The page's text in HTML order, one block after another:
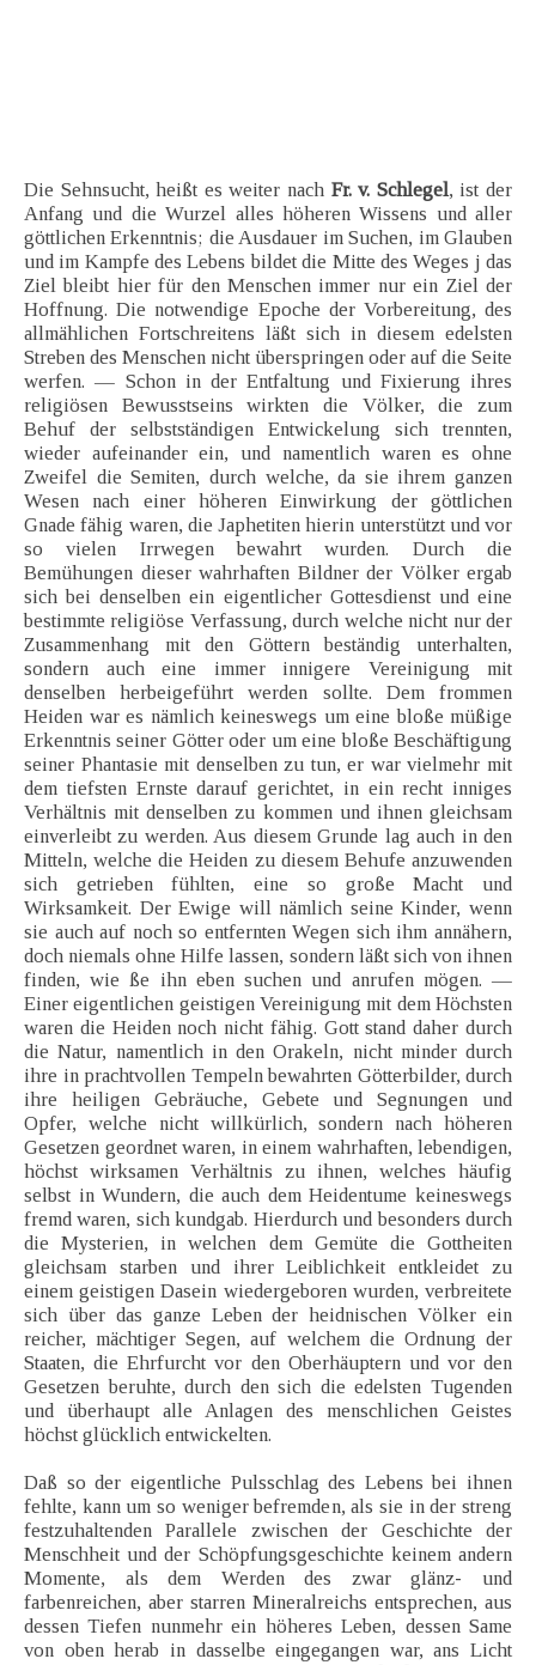
Die Sehnsucht, heißt es weiter nach Fr. v. Schlegel, ist der
Anfang und die Wurzel alles höheren Wissens und aller
göttlichen Erkenntnis; die Ausdauer im Suchen, im Glauben
und im Kampfe des Lebens bildet die Mitte des Weges j das
Ziel bleibt hier für den Menschen immer nur ein Ziel der
Hoffnung. Die notwendige Epoche der Vorbereitung, des
allmählichen Fortschreitens läßt sich in diesem edelsten
Streben des Menschen nicht überspringen oder auf die Seite
werfen. — Schon in der Entfaltung und Fixierung ihres
religiösen Bewusstseins wirkten die Völker, die zum
Behuf der selbstständigen Entwickelung sich trennten,
wieder aufeinander ein, und namentlich waren es ohne
Zweifel die Semiten, durch welche, da sie ihrem ganzen
Wesen nach einer höheren Einwirkung der göttlichen
Gnade fähig waren, die Japhetiten hierin unterstützt und vor
so vielen Irrwegen bewahrt wurden. Durch die
Bemühungen dieser wahrhaften Bildner der Völker ergab
sich bei denselben ein eigentlicher Gottesdienst und eine
bestimmte religiöse Verfassung, durch welche nicht nur der
Zusammenhang mit den Göttern beständig unterhalten,
sondern auch eine immer innigere Vereinigung mit
denselben herbeigeführt werden sollte. Dem frommen
Heiden war es nämlich keineswegs um eine bloße müßige
Erkenntnis seiner Götter oder um eine bloße Beschäftigung
seiner Phantasie mit denselben zu tun, er war vielmehr mit
dem tiefsten Ernste darauf gerichtet, in ein recht inniges
Verhältnis mit denselben zu kommen und ihnen gleichsam
einverleibt zu werden. Aus diesem Grunde lag auch in den
Mitteln, welche die Heiden zu diesem Behufe anzuwenden
sich getrieben fühlten, eine so große Macht und
Wirksamkeit. Der Ewige will nämlich seine Kinder, wenn
sie auch auf noch so entfernten Wegen sich ihm annähern,
doch niemals ohne Hilfe lassen, sondern läßt sich von ihnen
finden, wie ße ihn eben suchen und anrufen mögen. —
Einer eigentlichen geistigen Vereinigung mit dem Höchsten
waren die Heiden noch nicht fähig. Gott stand daher durch
die Natur, namentlich in den Orakeln, nicht minder durch
ihre in prachtvollen Tempeln bewahrten Götterbilder, durch
ihre heiligen Gebräuche, Gebete und Segnungen und
Opfer, welche nicht willkürlich, sondern nach höheren
Gesetzen geordnet waren, in einem wahrhaften, lebendigen,
höchst wirksamen Verhältnis zu ihnen, welches häufig
selbst in Wundern, die auch dem Heidentume keineswegs
fremd waren, sich kundgab. Hierdurch und besonders durch
die Mysterien, in welchen dem Gemüte die Gottheiten
gleichsam starben und ihrer Leiblichkeit entkleidet zu
einem geistigen Dasein wiedergeboren wurden, verbreitete
sich über das ganze Leben der heidnischen Völker ein
reicher, mächtiger Segen, auf welchem die Ordnung der
Staaten, die Ehrfurcht vor den Oberhäuptern und vor den
Gesetzen beruhte, durch den sich die edelsten Tugenden
und überhaupt alle Anlagen des menschlichen Geistes
höchst glücklich entwickelten.
Daß so der eigentliche Pulsschlag des Lebens bei ihnen
fehlte, kann um so weniger befremden, als sie in der streng
festzuhaltenden Parallele zwischen der Geschichte der
Menschheit und der Schöpfungsgeschichte keinem andern
Momente, als dem Werden des zwar glänz- und
farbenreichen, aber starren Mineralreichs entsprechen, aus
dessen Tiefen nunmehr ein höheres Leben, dessen Same
von oben herab in dasselbe eingegangen war, ans Licht